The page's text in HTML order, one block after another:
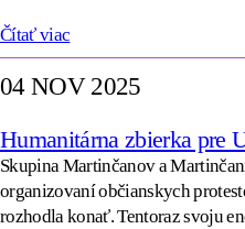
Čítať viac
04 NOV 2025
Humanitárna zbierka pre
Skupina Martinčanov a
organizovaní občianskych
rozhodla konať. Tentoraz svoju